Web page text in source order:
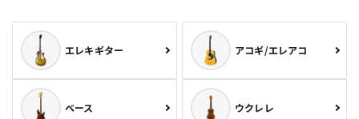
エレキギター アコギ/エレアコ
ベース ウクレレ